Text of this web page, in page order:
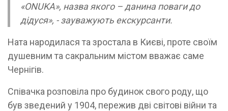
«ONUKA», назва якого – данина поваги до
дідуся», - зауважують екскурсанти.
Ната народилася та зростала в Києві, проте своїм
душевним та сакральним містом вважає саме
Чернігів.
Співачка розповіла про будинок свого роду, що
був зведений у 1904, пережив дві світові війни та